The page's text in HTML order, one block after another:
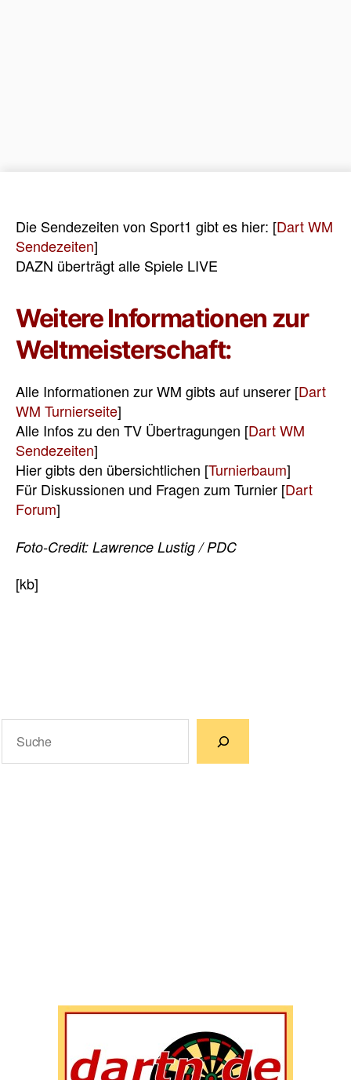
Die Sendezeiten von Sport1 gibt es hier: [Dart WM
Sendezeiten]
DAZN überträgt alle Spiele LIVE
Weitere Informationen zur
Weltmeisterschaft:
Alle Informationen zur WM gibts auf unserer [Dart
WM Turnierseite]
Alle Infos zu den TV Übertragungen [Dart WM
Sendezeiten]
Hier gibts den übersichtlichen [Turnierbaum]
Für Diskussionen und Fragen zum Turnier [Dart
Forum]
Foto-Credit: Lawrence Lustig / PDC
[kb]